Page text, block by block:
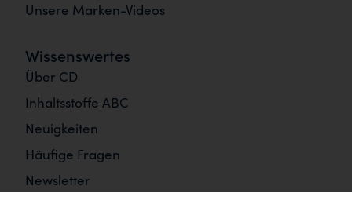
Unsere Marken-Videos
Wissenswertes
Über CD
Inhaltsstoffe ABC
Neuigkeiten
Häufige Fragen
Newsletter